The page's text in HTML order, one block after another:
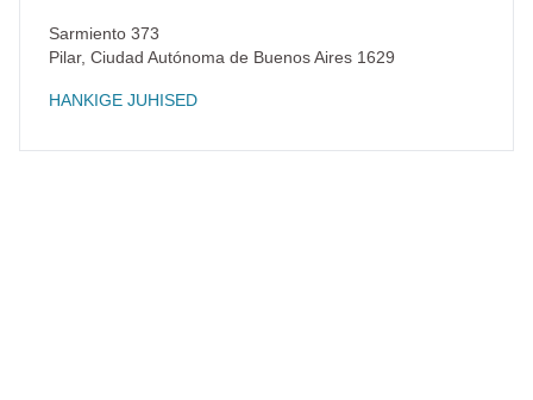
Sarmiento 373
Pilar, Ciudad Autónoma de Buenos Aires 1629
HANKIGE JUHISED